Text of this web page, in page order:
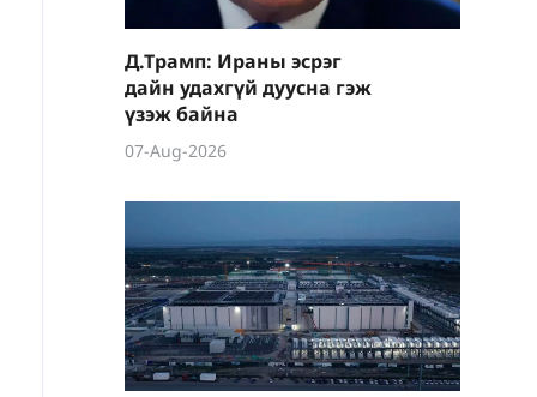
Д.Трамп: Ираны эсрэг
дайн удахгүй дуусна гэж
үзэж байна
07-Aug-2026